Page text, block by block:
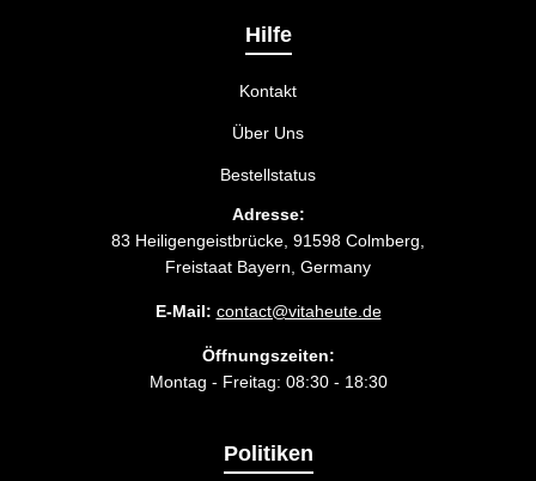
Hilfe
Kontakt
Über Uns
Bestellstatus
Adresse:
83 Heiligengeistbrücke, 91598 Colmberg,
Freistaat Bayern, Germany
E-Mail: contact@vitaheute.de
Öffnungszeiten:
Montag - Freitag: 08:30 - 18:30
Politiken